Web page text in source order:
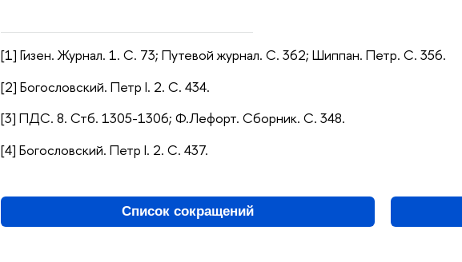
[1] Гизен. Журнал. 1. С. 73; Путевой журнал. С. 362; Шиппан. Петр. С. 356.
[2] Богословский. Петр I. 2. С. 434.
[3] ПДС. 8. Стб. 1305-1306; Ф.Лефорт. Сборник. С. 348.
[4] Богословский. Петр I. 2. С. 437.
Список сокращений